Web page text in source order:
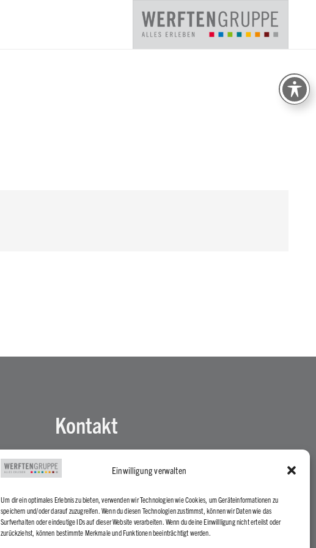
Einwilligung verwalten
Um dir ein optimales Erlebnis zu bieten, verwenden wir Technologien wie Cookies, um Geräteinformationen zu
speichern und/oder darauf zuzugreifen. Wenn du diesen Technologien zustimmst, können wir Daten wie das
Surfverhalten oder eindeutige IDs auf dieser Website verarbeiten. Wenn du deine Einwillligung nicht erteilst oder
zurückziehst, können bestimmte Merkmale und Funktionen beeinträchtigt werden.
Kontakt
Werftengruppe GmbH
05121 28 29 40 00
info@werftengruppe.de